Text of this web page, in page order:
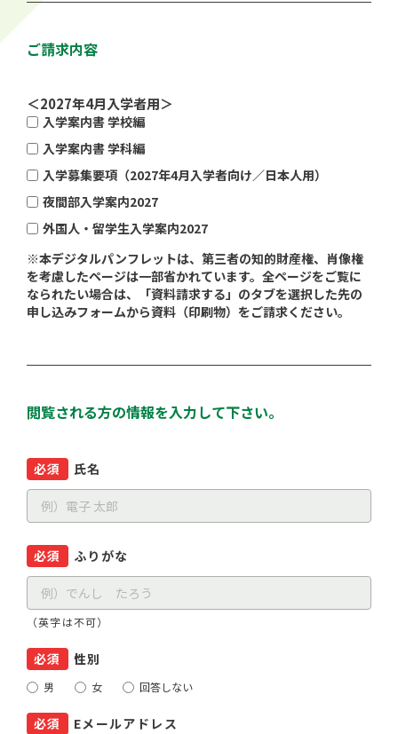
ご請求内容
＜2027年4月入学者用＞
入学案内書 学校編
入学案内書 学科編
入学募集要項（2027年4月入学者向け／日本人用）
夜間部入学案内2027
外国人・留学生入学案内2027
※本デジタルパンフレットは、第三者の知的財産権、肖像権
を考慮したページは一部省かれています。全ページをご覧に
なられたい場合は、「資料請求する」のタブを選択した先の
申し込みフォームから資料（印刷物）をご請求ください。
閲覧される方の情報を入力して下さい。
必須 氏名
必須 ふりがな
（英字は不可）
必須 性別
男 女 回答しない
必須 Eメールアドレス